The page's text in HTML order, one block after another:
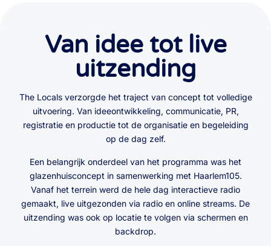
Van idee tot live
uitzending
The Locals verzorgde het traject van concept tot volledige
uitvoering. Van ideeontwikkeling, communicatie, PR,
registratie en productie tot de organisatie en begeleiding
op de dag zelf.
Een belangrijk onderdeel van het programma was het
glazenhuisconcept in samenwerking met Haarlem105.
Vanaf het terrein werd de hele dag interactieve radio
gemaakt, live uitgezonden via radio en online streams. De
uitzending was ook op locatie te volgen via schermen en
backdrop.